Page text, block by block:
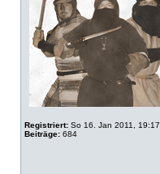
Registriert: So 16. Jan 2011, 19:17
Beiträge: 684